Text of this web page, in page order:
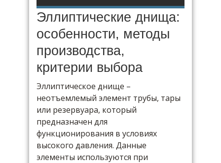
Эллиптические днища:
особенности, методы
производства,
критерии выбора
Эллиптическое днище –
неотъемлемый элемент трубы, тары
или резервуара, который
предназначен для
функционирования в условиях
высокого давления. Данные
элементы используются при